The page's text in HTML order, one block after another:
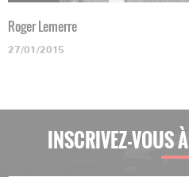
Roger Lemerre
27/01/2015
INSCRIVEZ-VOUS À